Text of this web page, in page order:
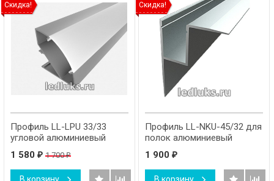
Скидка!
Профиль LL-LPU 33/33
угловой алюминиевый
1 580 ₽ 1 700₽
Скидка!
Профиль LL-NKU-45/32 для
полок алюминиевый
1 900 ₽